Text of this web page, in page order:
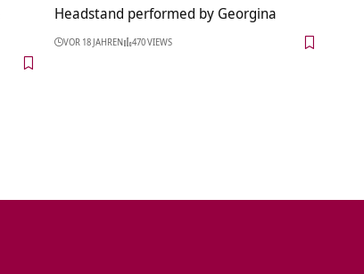
Headstand performed by Georgina
VOR 18 JAHREN 470 VIEWS